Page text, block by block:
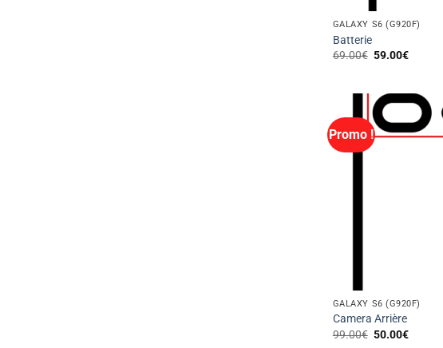
GALAXY S6 (G920F)
Batterie
69.00€ Le
69.00€.
59.00€Le
59.00€.
Promo !
GALAXY S6 (G920F)
Camera Arrière
99.00€ Le
50.00€Le